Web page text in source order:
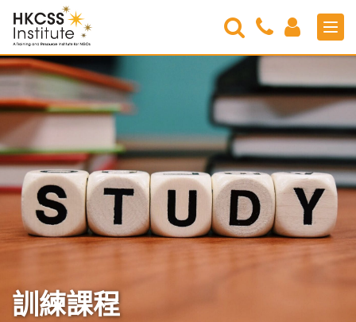
HKCSS
Institute
Search
Contact
Us
Login
訓練課程